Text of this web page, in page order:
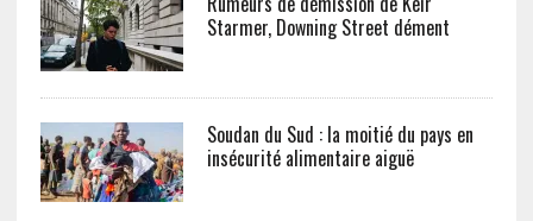
Starmer, Downing Street dément
Soudan du Sud : la moitié du pays en
insécurité alimentaire aiguë